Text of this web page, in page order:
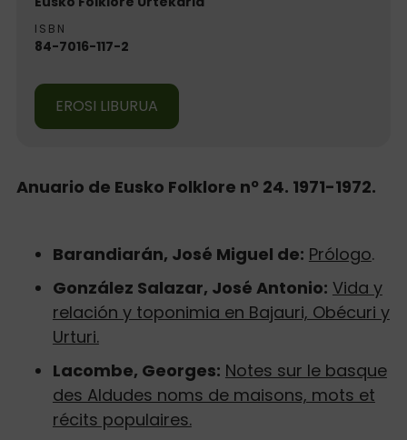
ISBN
84-7016-117-2
EROSI LIBURUA
Anuario de Eusko Folklore nº 24. 1971-1972.
Barandiarán, José Miguel de: Prólogo.
González Salazar, José Antonio: Vida y
relación y toponimia en Bajauri, Obécuri y
Urturi.
Lacombe, Georges: Notes sur le basque
des Aldudes noms de maisons, mots et
récits populaires.